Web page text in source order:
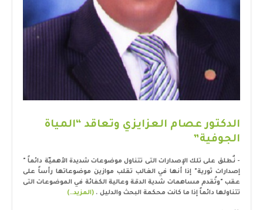
الدكتور عصام العزايزي وتعاقد “المياة
الجوفية”
- نٌطلق على تلك الإصدارات التى تتناول موضوعات شديدة الأهميّة دائماً "
إصدارات ثورية" إذا أنها في الغالب تقلب موازين موضوعاتها رأساً على
عقب "وتُقدم مساهمات شدية الدقة وعالية الكفائة في الموضوعات التى
تتناولها دائماً إذا ما كانت محكمة البحث والدليل . (المزيد…)